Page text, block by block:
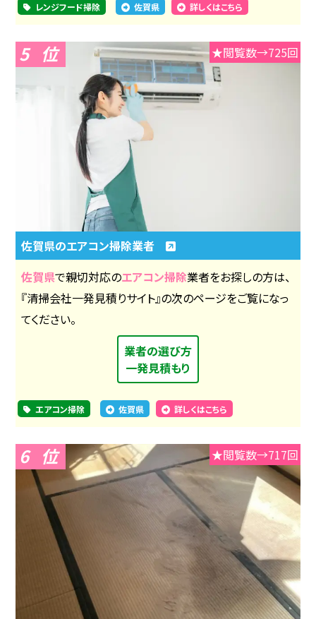
レンジフード掃除 佐賀県 詳しくはこちら
5 ★閲覧数→725回
佐賀県のエアコン掃除業者
佐賀県で親切対応のエアコン掃除業者をお探しの方は、
『清掃会社一発見積りサイト』の次のページをご覧になっ
てください。
業者の選び方
一発見積もり
エアコン掃除 佐賀県 詳しくはこちら
6 ★閲覧数→717回